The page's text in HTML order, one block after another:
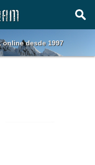
online desde 1997